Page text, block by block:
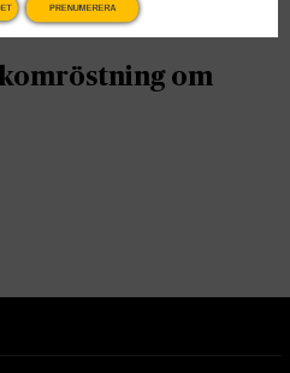
om
PRENUMERERA